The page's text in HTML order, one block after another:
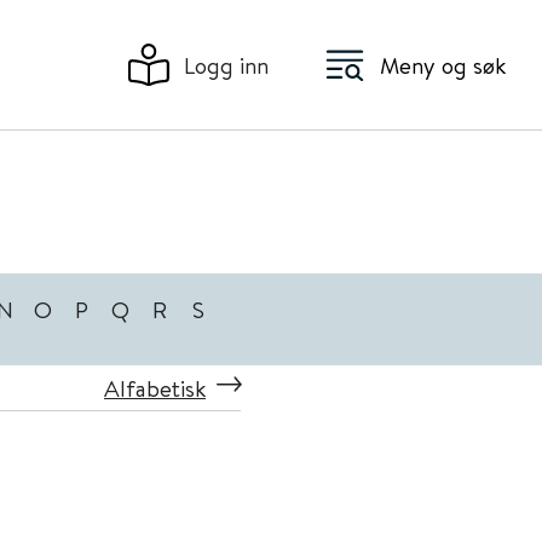
Logg inn Meny og søk
O P Q R S
Alfabetisk